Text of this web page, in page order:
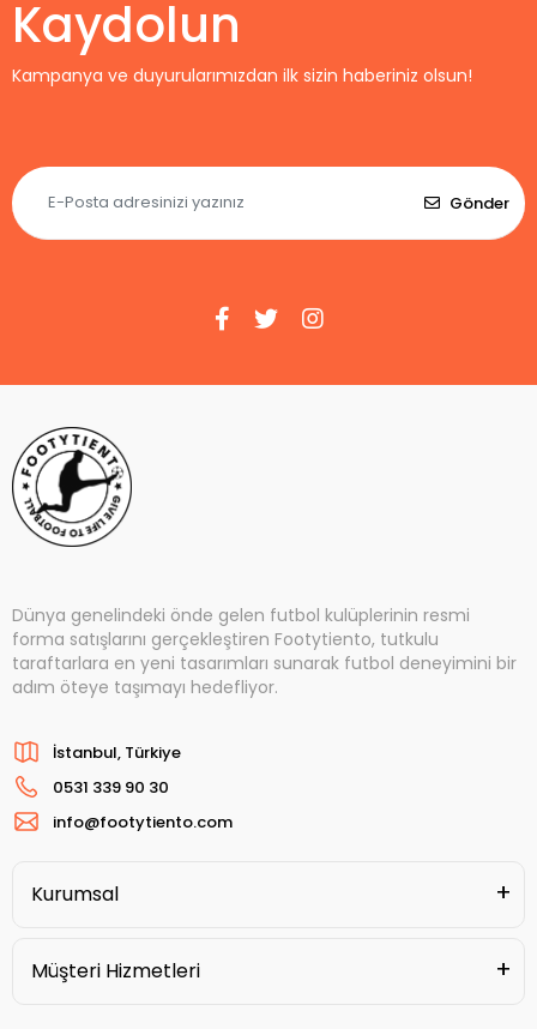
Kaydolun
Kampanya ve duyurularımızdan ilk sizin haberiniz olsun!
Gönder
Dünya genelindeki önde gelen futbol kulüplerinin resmi
forma satışlarını gerçekleştiren Footytiento, tutkulu
taraftarlara en yeni tasarımları sunarak futbol deneyimini bir
adım öteye taşımayı hedefliyor.
İstanbul, Türkiye
0531 339 90 30
info@footytiento.com
Kurumsal
Müşteri Hizmetleri